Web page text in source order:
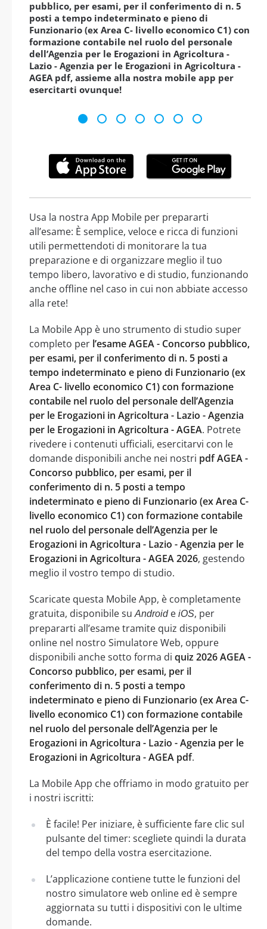
pubblico, per esami, per il conferimento di n. 5
posti a tempo indeterminato e pieno di
Funzionario (ex Area C- livello economico C1) con
formazione contabile nel ruolo del personale
dell’Agenzia per le Erogazioni in Agricoltura -
Lazio - Agenzia per le Erogazioni in Agricoltura -
AGEA pdf, assieme alla nostra mobile app per
esercitarti ovunque!
Usa la nostra App Mobile per prepararti
all’esame: È semplice, veloce e ricca di funzioni
utili permettendoti di monitorare la tua
preparazione e di organizzare meglio il tuo
tempo libero, lavorativo e di studio, funzionando
anche offline nel caso in cui non abbiate accesso
alla rete!
La Mobile App è uno strumento di studio super
completo per l’esame AGEA - Concorso pubblico,
per esami, per il conferimento di n. 5 posti a
tempo indeterminato e pieno di Funzionario (ex
Area C- livello economico C1) con formazione
contabile nel ruolo del personale dell’Agenzia
per le Erogazioni in Agricoltura - Lazio - Agenzia
per le Erogazioni in Agricoltura - AGEA. Potrete
rivedere i contenuti ufficiali, esercitarvi con le
domande disponibili anche nei nostri pdf AGEA -
Concorso pubblico, per esami, per il
conferimento di n. 5 posti a tempo
indeterminato e pieno di Funzionario (ex Area C-
livello economico C1) con formazione contabile
nel ruolo del personale dell’Agenzia per le
Erogazioni in Agricoltura - Lazio - Agenzia per le
Erogazioni in Agricoltura - AGEA 2026, gestendo
meglio il vostro tempo di studio.
Scaricate questa Mobile App, è completamente
gratuita, disponibile suAndroide iOS, per
prepararti all’esame tramite quiz disponibili
online nel nostro Simulatore Web, oppure
disponibili anche sotto forma di quiz 2026 AGEA -
Concorso pubblico, per esami, per il
conferimento di n. 5 posti a tempo
indeterminato e pieno di Funzionario (ex Area C-
livello economico C1) con formazione contabile
nel ruolo del personale dell’Agenzia per le
Erogazioni in Agricoltura - Lazio - Agenzia per le
Erogazioni in Agricoltura - AGEA pdf.
La Mobile App che offriamo in modo gratuito per
i nostri iscritti:
È facile! Per iniziare, è sufficiente fare clic sul
pulsante del timer: scegliete quindi la durata
del tempo della vostra esercitazione.
L’applicazione contiene tutte le funzioni del
nostro simulatore web online ed è sempre
aggiornata su tutti i dispositivi con le ultime
domande.